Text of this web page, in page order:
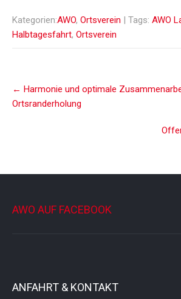
Kategorien:AWO, Ortsverein | Tags: AWO
Halbtagesfahrt, Ortsverein
Post
navigation
← Harmonie und optimale
Ortsranderholung
AWO AUF FACEBOOK
ANFAHRT & KONTAKT